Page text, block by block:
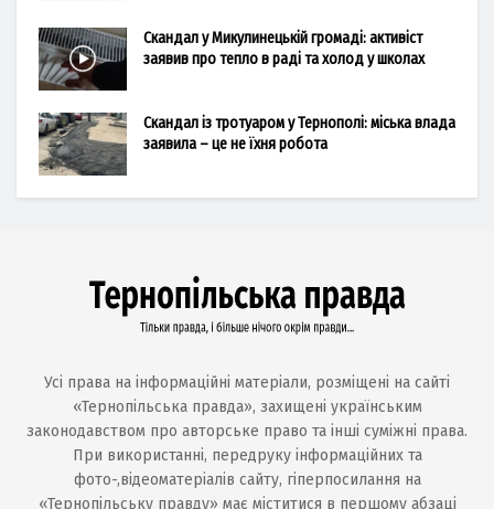
Скандал у Микулинецькій громаді: активіст
заявив про тепло в раді та холод у школах
Скандал із тротуаром у Тернополі: міська влада
заявила – це не їхня робота
Усі права на інформаційні матеріали, розміщені на сайті
«Тернопільська правда», захищені українським
законодавством про авторське право та інші суміжні права.
При використанні, передруку інформаційних та
фото-,відеоматеріалів сайту, гіперпосилання на
«Тернопільську правду» має міститися в першому абзаці